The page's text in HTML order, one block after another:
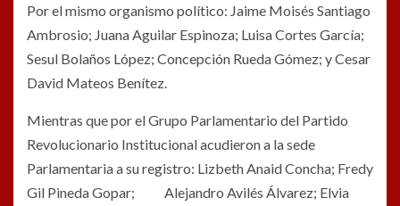
Por el mismo organismo político: Jaime Moisés Santiago
Ambrosio; Juana Aguilar Espinoza; Luisa Cortes García;
Sesul Bolaños López; Concepción Rueda Gómez; y Cesar
David Mateos Benítez.
Mientras que por el Grupo Parlamentario del Partido
Revolucionario Institucional acudieron a la sede
Parlamentaria a su registro: Lizbeth Anaid Concha; Fredy
Gil Pineda Gopar; Alejandro Avilés Álvarez; Elvia